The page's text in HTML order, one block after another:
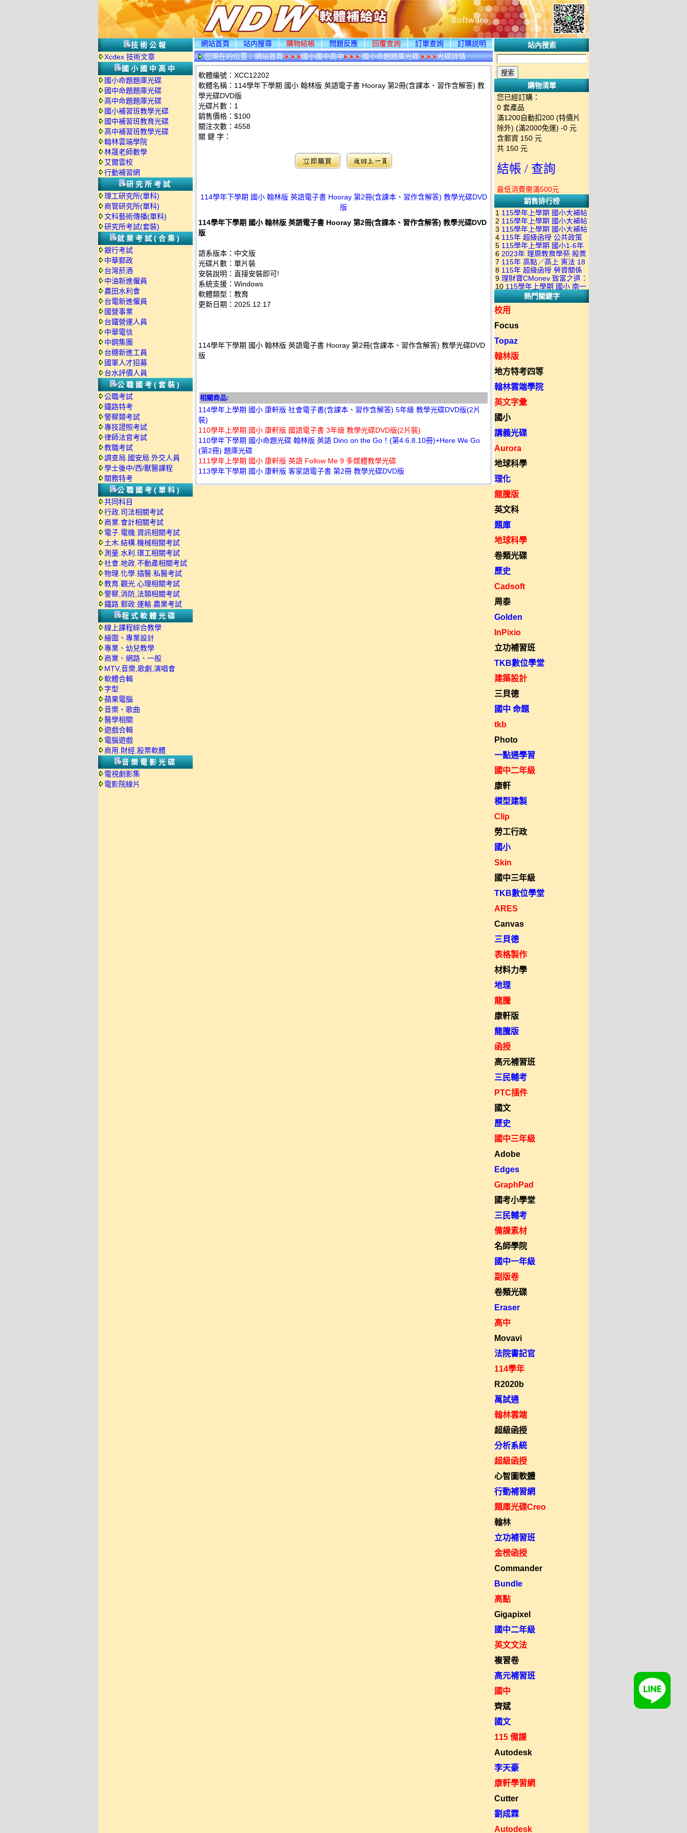
技術公報
Xcdex 技術文章
國小國中高中
國小命題題庫光碟
國中命題題庫光碟
高中命題題庫光碟
國小補習班教學光碟
國中補習班教育光碟
高中補習班教學光碟
翰林雲端學院
林晟老師數學
艾爾雲校
行動補習網
研究所考試
理工研究所(單科)
商管研究所(單科)
文科藝術傳播(單科)
研究所考試(套裝)
就業考試(合集)
銀行考試
中華郵政
台灣菸酒
中油新進僱員
農田水利會
台電新進僱員
國營事業
台鐵營運人員
中華電信
中鋼集團
台糖新進工員
國軍人才招募
台水評價人員
公職國考(套裝)
公職考試
鐵路特考
警察類考試
專技證照考試
律師法官考試
教職考試
調查局.國安局.外交人員
學士後中/西/獸醫課程
關務特考
公職國考(單科)
共同科目
行政.司法相關考試
商業.會計相關考試
電子.電機.資訊相關考試
土木.結構.機械相關考試
測量.水利.環工相關考試
社會.地政.不動產相關考試
物理.化學.插醫.私醫考試
教育.觀光.心理相關考試
警察,消防,法類相關考試
鐵路.郵政.運輸.農業考試
程式軟體光碟
線上課程綜合教學
繪圖、專業設計
專業、幼兒教學
商業、網路、一般
MTV,音樂,歌劇,演唱會
軟體合輯
字型
蘋果電腦
音樂、歌曲
醫學相關
遊戲合輯
電腦遊戲
商用.財經.股票軟體
音樂電影光碟
電視劇影集
電影院線片
網站首頁 站内搜尋 購物結帳 問題反應 回覆查詢 訂單查詢
訂購説明
您現在的位置：網站首頁 國小國中高中 國小命題題庫光碟 光碟詳情
軟體編號：XCC12202
軟體名稱：114學年下學期 國小 翰林版 英語電子書 Hooray 第2冊(含課本、習作含解答) 教
學光碟DVD版
光碟片數：1
銷售價格：$100
關注次數： 4558
關 鍵 字：
114學年下學期 國小 翰林版 英語電子書 Hooray 第2冊(含課本、習作含解答) 教學光碟DVD
版
114學年下學期 國小 翰林版 英語電子書 Hooray 第2冊(含課本、習作含解答) 教學光碟DVD
版
語系版本：中文版
光碟片數：單片裝
安裝說明：直接安裝即可!
系統支援：Windows
軟體類型：教育
更新日期：2025.12.17
114學年下學期 國小 翰林版 英語電子書 Hooray 第2冊(含課本、習作含解答) 教學光碟DVD
版
相關商品:
114學年上學期 國小 康軒版 社會電子書(含課本、習作含解答) 5年級 教學光碟DVD版(2片
裝)
110學年上學期 國小 康軒版 國語電子書 3年級 教學光碟DVD版(2片裝)
110學年下學期 國小命題光碟 翰林版 英語 Dino on the Go！(第4.6.8.10冊)+Here We Go
(第2冊) 題庫光碟
111學年上學期 國小 康軒版 英語 Follow Me 9 多媒體教學光碟
113學年下學期 國小 康軒版 客家語電子書 第2冊 教學光碟DVD版
站內搜索
購物清單
您已經訂購：
0 套產品
滿1200自動扣200 (特價片
除外) (滿2000免運) -0 元
含郵資 150 元
共 150 元
結帳 / 查詢
最低消費需滿500元
銷售排行榜
1 115學年上學期 國小大補帖
南一版 國語+數學+社會+生活
+自然 1-6年級 教學光碟DVD
版(3DVD)
2 115學年上學期 國小大補帖
康軒版 國語+數學+社會+生活
+自然 1-6年級 教學光碟DVD
版(3DVD)
3 115學年上學期 國小大補帖
翰林版 國語+數學+社會+生活
+自然 1-6年級 教學光碟DVD
版(3DVD)
4 115年 超級函授 公共政策
22堂課+總複習 張楚老師 含
PDF講義 函授DVD(9DVD)
5 115學年上學期 國小1-6年
級 習作解答(含康軒.南一.翰林
全版本.全科目)合輯版 DVD版
6 2023年 理周教育學苑 股票
當沖煉金術 主講：朱家泓 國
語發音 DVD版
7 115年 高點／高上 憲法 18
堂課 宗台大老師 含PDF講義
函授DVD(8DVD)【適用於律
師司法考試】
8 115年 超級函授 勞資關係
概要 11堂課+總複習 陸川老
師 含PDF講義 函授
DVD(5DVD)
9 理財寶CMoney 致富之道：
上班族飆股攻略班 主講：朱
家泓+林穎 國語發音 DVD版
10 115學年上學期 國小 南一
版 教師手冊(全年級、全領域)
教學光碟DVD版
熱門關鍵字
校用
Focus
Topaz
翰林版
地方特考四等
翰林雲端學院
英文字彙
國小
講義光碟
Aurora
地球科學
理化
龍騰版
英文科
題庫
地球科學
卷類光碟
歷史
Cadsoft
周泰
Golden
InPixio
立功補習班
TKB數位學堂
建築設計
三貝德
國中 命題
tkb
Photo
一點通學習
國中二年級
康軒
模型建製
Clip
勞工行政
國小
Skin
國中三年級
TKB數位學堂
ARES
Canvas
三貝德
表格製作
材料力學
地理
龍騰
康軒版
龍騰版
函授
高元補習班
三民輔考
PTC插件
國文
歷史
國中三年級
Adobe
Edges
GraphPad
國考小學堂
三民輔考
備課素材
名師學院
國中一年級
副版卷
卷類光碟
Eraser
高中
Movavi
法院書記官
114學年
R2020b
萬試通
翰林雲端
超級函授
分析系統
超級函授
心智圖軟體
行動補習網
題庫光碟Creo
翰林
立功補習班
金榜函授
Commander
Bundle
高點
Gigapixel
國中二年級
英文文法
複習卷
高元補習班
國中
齊斌
國文
115 備課
Autodesk
李天豪
康軒學習網
Cutter
劉成霖
Autodesk